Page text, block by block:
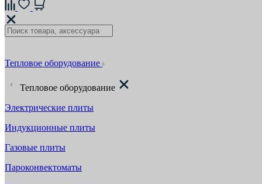
Тепловое оборудование
Тепловое оборудование
Электрические плиты
Индукционные плиты
Газовые плиты
Пароконвектоматы